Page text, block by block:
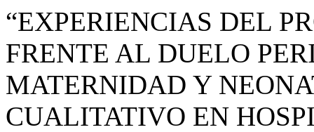
“EXPERIENCIAS DEL
FRENTE AL DUELO
MATERNIDAD Y
CUALITATIVO EN